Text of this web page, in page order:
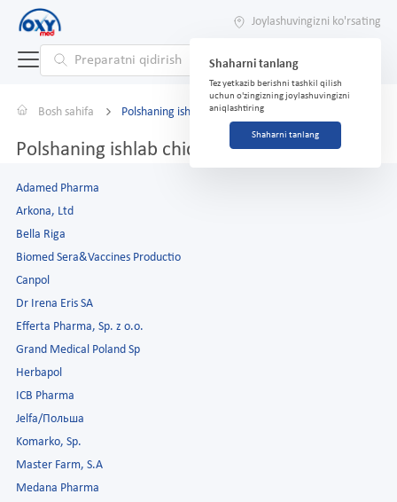
Joylashuvingizni ko'rsating
Shaharni tanlang
Tez yetkazib berishni tashkil qilish
uchun o'zingizning joylashuvingizni
aniqlashtiring
Shaharni tanlang
Bosh sahifa Polshaning ishlab chiqaruvchilari
Polshaning ishlab chiqaruvchilari
Adamed Pharma
Arkona, Ltd
Bella Riga
Biomed Sera&Vaccines Productio
Canpol
Dr Irena Eris SA
Efferta Pharma, Sp. z o.o.
Grand Medical Poland Sp
Herbapol
ICB Pharma
Jelfa/Польша
Komarko, Sp.
Master Farm, S.A
Medana Pharma